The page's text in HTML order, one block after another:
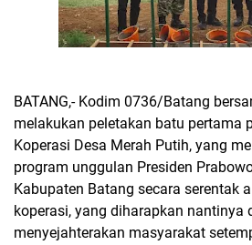
BATANG,- Kodim 0736/Batang
melakukan peletakan batu pertama
Koperasi Desa Merah Putih, yang
program unggulan Presiden
Kabupaten Batang secara serentak
koperasi, yang diharapkan nantinya
menyejahterakan masyarakat